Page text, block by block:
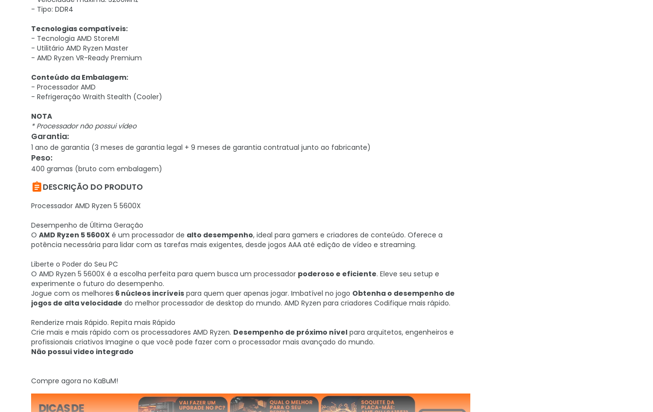
- Tipo: DDR4
Tecnologias compatíveis:
- Tecnologia AMD StoreMI
- Utilitário AMD Ryzen Master
- AMD Ryzen VR-Ready Premium
Conteúdo da Embalagem:
- Processador AMD
- Refrigeração Wraith Stealth (Cooler)
NOTA
* Processador não possui vídeo
Garantia:
1 ano de garantia (3 meses de garantia legal + 9 meses de garantia contratual junto ao fabricante)
Peso:
400 gramas (bruto com embalagem)
DESCRIÇÃO DO PRODUTO
Processador AMD Ryzen 5 5600X
Desempenho de Última Geração
O AMD Ryzen 5 5600X é um processador de alto desempenho, ideal para gamers e criadores de conteúdo. Oferece a
potência necessária para lidar com as tarefas mais exigentes, desde jogos AAA até edição de vídeo e streaming.
Liberte o Poder do Seu PC
O AMD Ryzen 5 5600X é a escolha perfeita para quem busca um processador poderoso e eficiente. Eleve seu setup e
experimente o futuro do desempenho.
Jogue com os melhores 6 núcleos incríveis para quem quer apenas jogar. Imbatível no jogo Obtenha o desempenho de
jogos de alta velocidade do melhor processador de desktop do mundo. AMD Ryzen para criadores Codifique mais rápido.
Renderize mais Rápido. Repita mais Rápido
Crie mais e mais rápido com os processadores AMD Ryzen. Desempenho de próximo nível para arquitetos, engenheiros e
profissionais criativos Imagine o que você pode fazer com o processador mais avançado do mundo.
Não possui video integrado
Compre agora no KaBuM!